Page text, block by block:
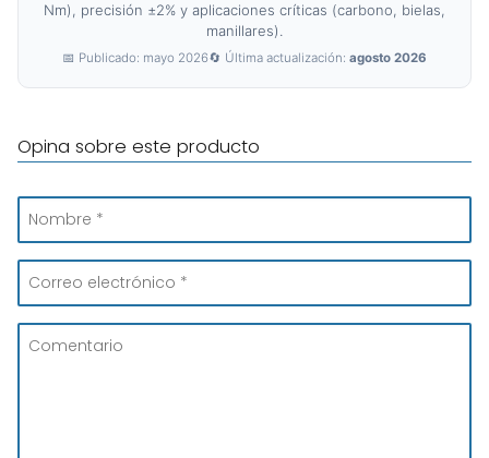
Nm), precisión ±2% y aplicaciones críticas (carbono, bielas,
manillares).
📅 Publicado: mayo 2026🔄 Última actualización: agosto 2026
Opina sobre este producto